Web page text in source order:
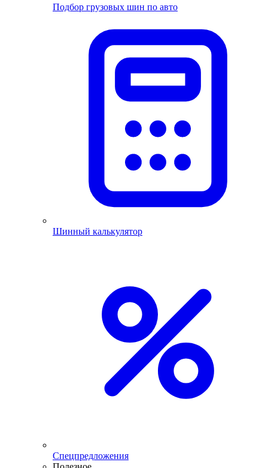
Подбор грузовых шин по авто
Шинный калькулятор
Спецпредложения